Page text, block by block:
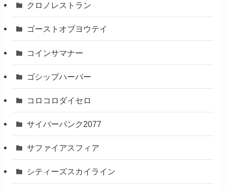
クロノレストラン
ゴーストオブヨウテイ
コインサマナー
ゴシップハーバー
コロコロダイセロ
サイバーパンク2077
サファイアスフィア
シティーズスカイライン